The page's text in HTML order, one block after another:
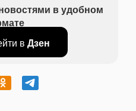
в удобном
в Дзен